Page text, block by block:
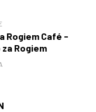
Rogiem Café -
Rogiem